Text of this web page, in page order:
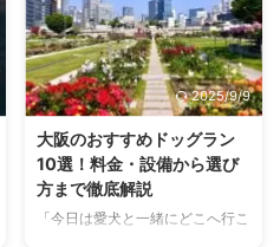
2025/9/9
大阪のおすすめドッグラン
10選！料金・設備から選び
方まで徹底解説
「今日は愛犬と一緒にどこへ行こ